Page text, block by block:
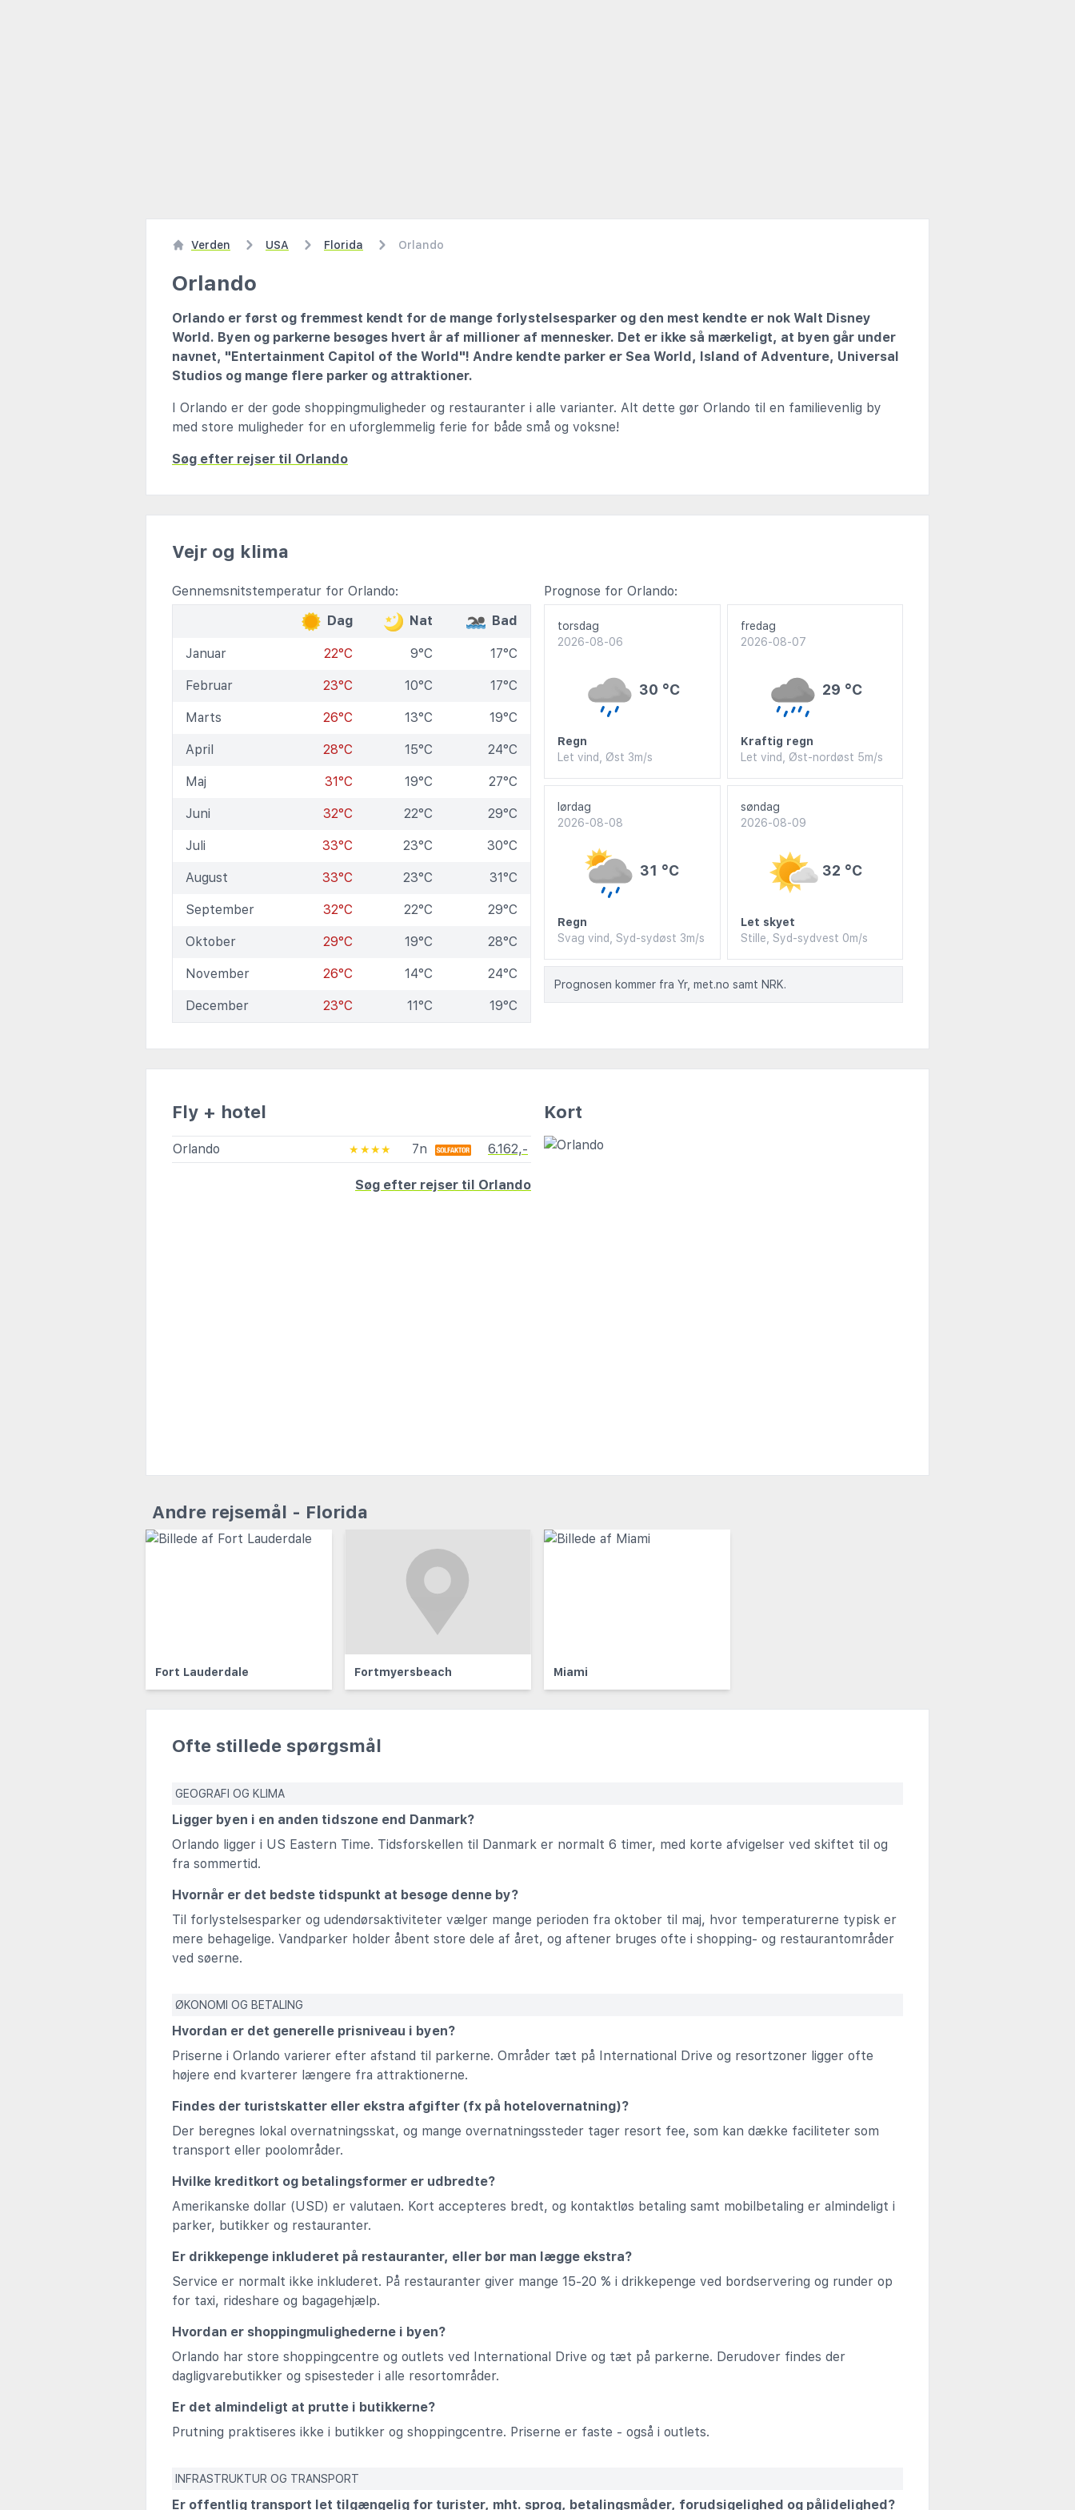
Verden USA Florida Orlando
Orlando
Orlando er først og fremmest kendt for de mange forlystelsesparker og den mest kendte er nok Walt Disney
World. Byen og parkerne besøges hvert år af millioner af mennesker. Det er ikke så mærkeligt, at byen går under
navnet, "Entertainment Capitol of the World"! Andre kendte parker er Sea World, Island of Adventure, Universal
Studios og mange flere parker og attraktioner.
I Orlando er der gode shoppingmuligheder og restauranter i alle varianter. Alt dette gør Orlando til en familievenlig by
med store muligheder for en uforglemmelig ferie for både små og voksne!
Søg efter rejser til Orlando
Vejr og klima
Gennemsnitstemperatur for Orlando:
Dag
Nat Bad
Januar 22°C 9°C 17°C
Februar 23°C 10°C 17°C
Marts 26°C 13°C 19°C
April 28°C 15°C 24°C
Maj 31°C 19°C 27°C
Juni 32°C 22°C 29°C
Juli 33°C 23°C 30°C
August 33°C 23°C 31°C
September 32°C 22°C 29°C
Oktober 29°C 19°C 28°C
November 26°C 14°C 24°C
December 23°C 11°C 19°C
Prognose for Orlando:
torsdag
2026-08-06
30 °C
Regn
Let vind, Øst 3m/s
fredag
2026-08-07
29 °C
Kraftig regn
Let vind, Øst-nordøst 5m/s
lørdag
2026-08-08
31 °C
Regn
Svag vind, Syd-sydøst 3m/s
søndag
2026-08-09
32 °C
Let skyet
Stille, Syd-sydvest 0m/s
Prognosen kommer fra Yr, met.no samt NRK.
Fly + hotel
Orlando ★★★★ 7n 6.162,-
Søg efter rejser til Orlando
Kort
Andre rejsemål - Florida
Fort Lauderdale Fortmyersbeach Miami
Ofte stillede spørgsmål
GEOGRAFI OG KLIMA
Ligger byen i en anden tidszone end Danmark?
Orlando ligger i US Eastern Time. Tidsforskellen til Danmark er normalt 6 timer, med korte afvigelser ved skiftet til og
fra sommertid.
Hvornår er det bedste tidspunkt at besøge denne by?
Til forlystelsesparker og udendørsaktiviteter vælger mange perioden fra oktober til maj, hvor temperaturerne typisk er
mere behagelige. Vandparker holder åbent store dele af året, og aftener bruges ofte i shopping- og restaurantområder
ved søerne.
ØKONOMI OG BETALING
Hvordan er det generelle prisniveau i byen?
Priserne i Orlando varierer efter afstand til parkerne. Områder tæt på International Drive og resortzoner ligger ofte
højere end kvarterer længere fra attraktionerne.
Findes der turistskatter eller ekstra afgifter (fx på hotelovernatning)?
Der beregnes lokal overnatningsskat, og mange overnatningssteder tager resort fee, som kan dække faciliteter som
transport eller poolområder.
Hvilke kreditkort og betalingsformer er udbredte?
Amerikanske dollar (USD) er valutaen. Kort accepteres bredt, og kontaktløs betaling samt mobilbetaling er almindeligt i
parker, butikker og restauranter.
Er drikkepenge inkluderet på restauranter, eller bør man lægge ekstra?
Service er normalt ikke inkluderet. På restauranter giver mange 15-20 % i drikkepenge ved bordservering og runder op
for taxi, rideshare og bagagehjælp.
Hvordan er shoppingmulighederne i byen?
Orlando har store shoppingcentre og outlets ved International Drive og tæt på parkerne. Derudover findes der
dagligvarebutikker og spisesteder i alle resortområder.
Er det almindeligt at prutte i butikkerne?
Prutning praktiseres ikke i butikker og shoppingcentre. Priserne er faste - også i outlets.
INFRASTRUKTUR OG TRANSPORT
Er offentlig transport let tilgængelig for turister, mht. sprog, betalingsmåder, forudsigelighed og pålidelighed?